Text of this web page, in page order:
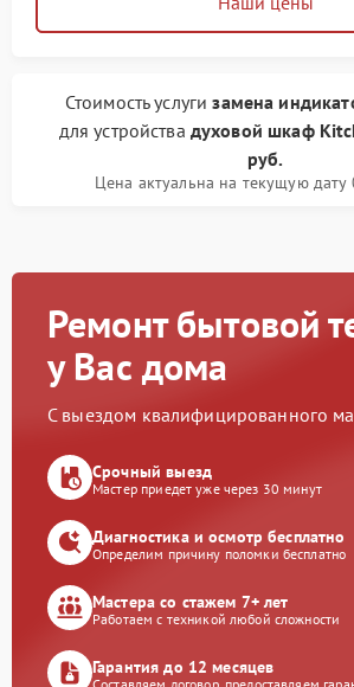
Стоимость услугизамена
для устройства духовой шкаф
руб.
Цена актуальна на текущую дату
Ремонт бытовой
у Вас дома
С выездом квалифицированного
Срочный выезд
Мастер приедет уже через 30 минут
Диагностика и осмотр бесплатно
Определим причину поломки бесплатно
Мастера со стажем 7+ лет
Работаем с техникой любой сложности
Гарантия до 12 месяцев